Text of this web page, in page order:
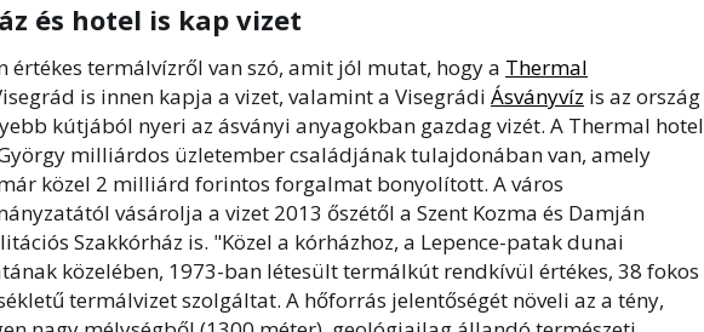
és hotel is kap vizet
értékes termálvízről van szó, amit jól mutat, hogy a Thermal
is innen kapja a vizet, valamint a Visegrádi Ásványvíz is az ország
kútjából nyeri az ásványi anyagokban gazdag vizét. A Thermal hotel
milliárdos üzletember családjának tulajdonában van, amely
közel 2 milliárd forintos forgalmat bonyolított. A város
vásárolja a vizet 2013 őszétől a Szent Kozma és Damján
Szakkórház is. "Közel a kórházhoz, a Lepence-patak dunai
közelében, 1973-ban létesült termálkút rendkívül értékes, 38 fokos
termálvizet szolgáltat. A hőforrás jelentőségét növeli az a tény,